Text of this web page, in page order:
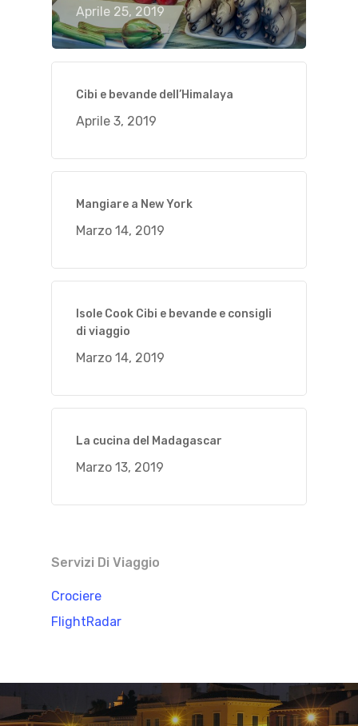
Aprile 25, 2019
Cibi e bevande dell’Himalaya
Aprile 3, 2019
Mangiare a New York
Marzo 14, 2019
Isole Cook Cibi e bevande e consigli
di viaggio
Marzo 14, 2019
La cucina del Madagascar
Marzo 13, 2019
Servizi Di Viaggio
Crociere
FlightRadar